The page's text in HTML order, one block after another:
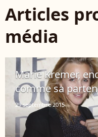
Articles
média
Marie Kremer,
comme sa
29 septembre 2015